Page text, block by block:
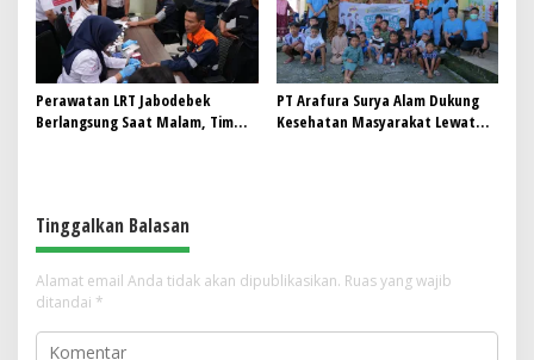
Perawatan LRT Jabodebek
Berlangsung Saat Malam, Tim
PT Arafura Surya Alam Dukung
Kesehatan Masyarakat Lewat
Tinggalkan Balasan
Alamat email Anda tidak akan dipublikasikan. Ruas yang wajib
ditandai *